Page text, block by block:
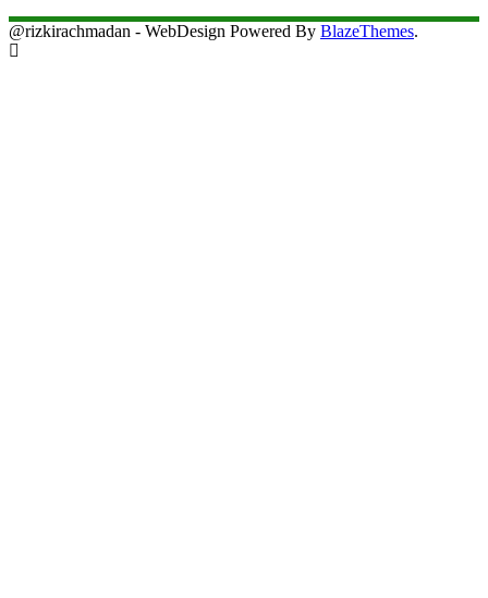
@rizkirachmadan - WebDesign Powered By BlazeThemes.